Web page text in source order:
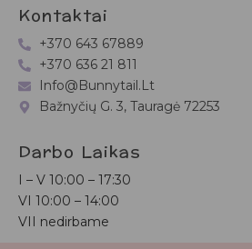
Kontaktai
+370 643 67889
+370 636 21 811
Info@bunnytail.lt
Bažnyčių G. 3, Tauragė 72253
Darbo Laikas
I – V 10:00 – 17:30
VI 10:00 – 14:00
VII nedirbame